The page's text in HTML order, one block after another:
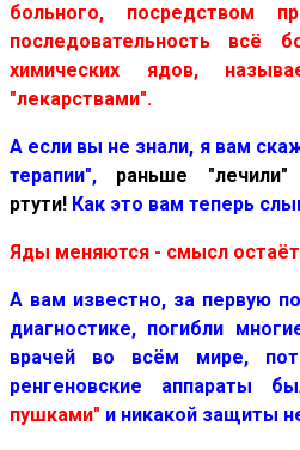
больного, посредством
последовательность всё
химических ядов,
"лекарствами".
А если вы не знали, я вам
терапии", раньше
ртути! Как это вам теперь
Яды меняются - смысл
А вам известно, за первую
диагностике, погибли
врачей во всём мире,
ренгеновские аппараты
пушками" и никакой защиты